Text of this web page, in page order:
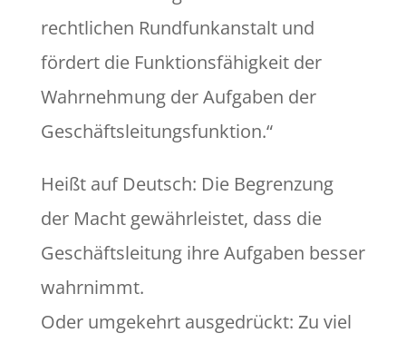
rechtlichen Rundfunkanstalt und
fördert die Funktionsfähigkeit der
Wahrnehmung der Aufgaben der
Geschäftsleitungsfunktion.“
Heißt auf Deutsch: Die Begrenzung
der Macht gewährleistet, dass die
Geschäftsleitung ihre Aufgaben besser
wahrnimmt.
Oder umgekehrt ausgedrückt: Zu viel